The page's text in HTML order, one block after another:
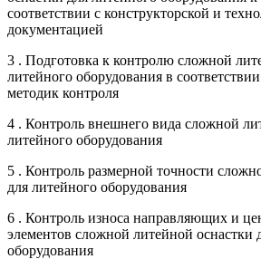
соответствии с конструкторской и
документацией
3 . Подготовка к контролю сложной
литейного оборудования в
методик контроля
4 . Контроль внешнего вида сложной
литейного оборудования
5 . Контроль размерной точности
для литейного оборудования
6 . Контроль износа направляющих и
элементов сложной литейной оснастки
оборудования